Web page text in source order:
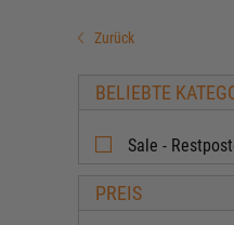
Zurück
BELIEBTE
Sale -
PREIS